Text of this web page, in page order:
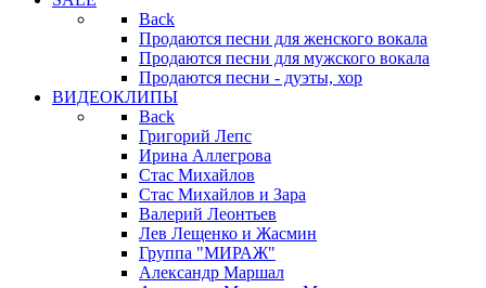
Back
Продаются песни для женского вокала
Продаются песни для мужского вокала
Продаются песни - дуэты, хор
ВИДЕОКЛИПЫ
Back
Григорий Лепс
Ирина Аллегрова
Стас Михайлов
Стас Михайлов и Зара
Валерий Леонтьев
Лев Лещенко и Жасмин
Группа "МИРАЖ"
Александр Маршал